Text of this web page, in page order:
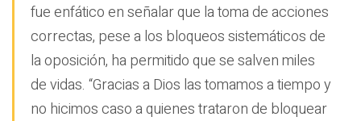
fue enfático en señalar que la toma de acciones
correctas, pese a los bloqueos sistemáticos de
la oposición, ha permitido que se salven miles
de vidas. “Gracias a Dios las tomamos a tiempo y
no hicimos caso a quienes trataron de bloquear